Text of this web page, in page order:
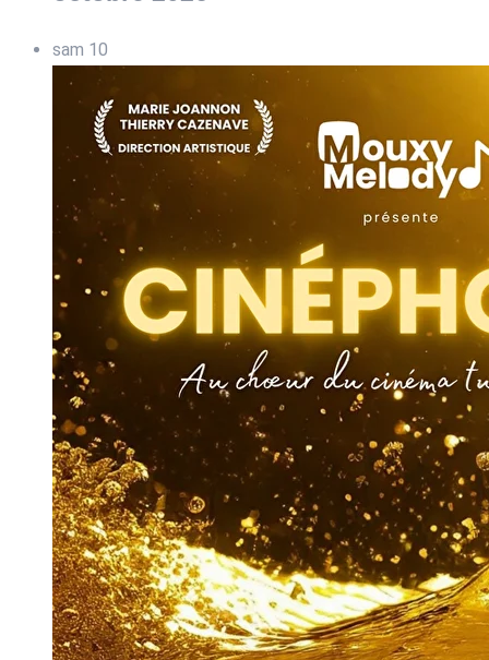
sam 10